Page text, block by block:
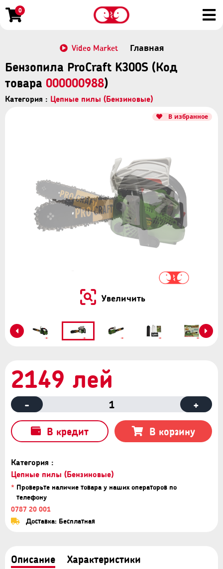
0
Video Market Главная
Бензопила ProCraft K300S (Код
товара 000000988)
Категория : Цепные пилы (Бензиновые)
В избранное
Увеличить
Категория :
Цепные пилы (Бензиновые)
* Проверьте наличие товара у наших операторов по
телефону
0787 20 001
Доставка: Бесплатная
2149 лей
- 1 +
В кредит В корзину
Описание Характеристики